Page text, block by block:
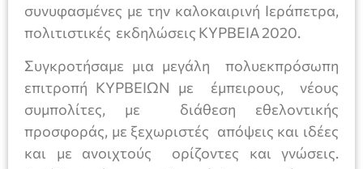
συνυφασμένες με την καλοκαιρινή Ιεράπετρα,
πολιτιστικές εκδηλώσεις ΚΥΡΒΕΙΑ 2020.
Συγκροτήσαμε μια μεγάλη πολυεκπρόσωπη
επιτροπή ΚΥΡΒΕΙΩΝ με έμπειρους, νέους
συμπολίτες, με διάθεση εθελοντικής
προσφοράς, με ξεχωριστές απόψεις και ιδέες
και με ανοιχτούς ορίζοντες και γνώσεις.